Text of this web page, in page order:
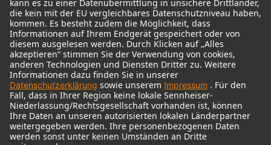
© 2018 - 2026Georg Neumann GmbH
Impressum
Nutzungsbedingungen
Datenschutz